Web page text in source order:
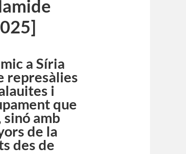
a Síria
represàlies
i
que
amb
de la
des de